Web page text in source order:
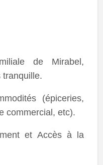
de Mirabel,
tranquille.
(épiceries,
commercial, etc).
et Accès à la